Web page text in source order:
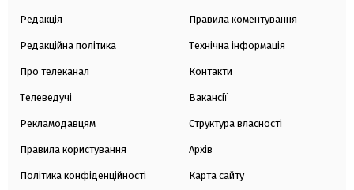
Редакція
Редакційна політика
Про телеканал
Телеведучі
Рекламодавцям
Правила користування
Політика конфіденційності
Правила коментування
Технічна інформація
Контакти
Вакансії
Структура власності
Архів
Карта сайту